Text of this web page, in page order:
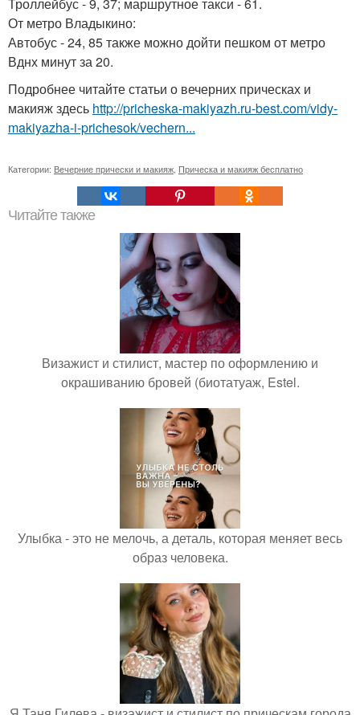
От метро Владыкино:
Автобус - 24, 85 также можно дойти пешком от метро
Вднх минут за 20.
Подробнее читайте статьи о вечерних прическах и
макияж здесь http://pricheska-makiyazh.ru-best.com/vidy-
makiyazha-i-prichesok/vechern...
Категории: Вечерние прически и макияж Прическа и макияж бесплатно
Читайте также
Визажист и стилист, мастер по оформлению и
окрашиванию бровей (биотатуаж, Estel.
Улыбка - это не мелочь, а деталь, которая меняет весь
образ человека.